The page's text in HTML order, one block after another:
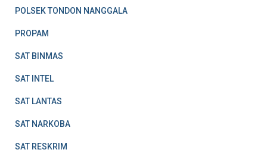
POLSEK TONDON NANGGALA
PROPAM
SAT BINMAS
SAT INTEL
SAT LANTAS
SAT NARKOBA
SAT RESKRIM